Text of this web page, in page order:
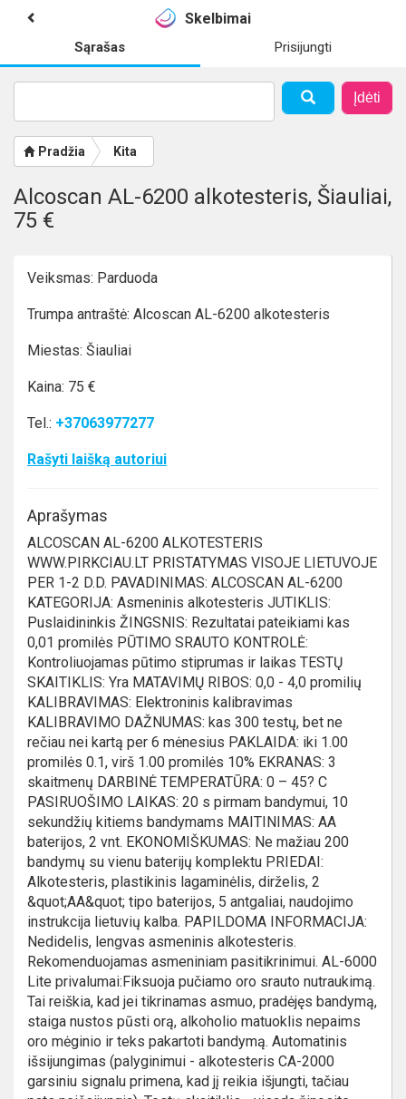
Skelbimai
Sąrašas Prisijungti
Įdėti
Pradžia Kita
Alcoscan AL-6200 alkotesteris, Šiauliai,
75 €
Veiksmas: Parduoda
Trumpa antraštė: Alcoscan AL-6200 alkotesteris
Miestas: Šiauliai
Kaina: 75 €
Tel.: +37063977277
Rašyti laišką autoriui
Aprašymas
ALCOSCAN AL-6200 ALKOTESTERIS
WWW.PIRKCIAU.LT PRISTATYMAS VISOJE LIETUVOJE
PER 1-2 D.D. PAVADINIMAS: ALCOSCAN AL-6200
KATEGORIJA: Asmeninis alkotesteris JUTIKLIS:
Puslaidininkis ŽINGSNIS: Rezultatai pateikiami kas
0,01 promilės PŪTIMO SRAUTO KONTROLĖ:
Kontroliuojamas pūtimo stiprumas ir laikas TESTŲ
SKAITIKLIS: Yra MATAVIMŲ RIBOS: 0,0 - 4,0 promilių
KALIBRAVIMAS: Elektroninis kalibravimas
KALIBRAVIMO DAŽNUMAS: kas 300 testų, bet ne
rečiau nei kartą per 6 mėnesius PAKLAIDA: iki 1.00
promilės 0.1, virš 1.00 promilės 10% EKRANAS: 3
skaitmenų DARBINĖ TEMPERATŪRA: 0 – 45? C
PASIRUOŠIMO LAIKAS: 20 s pirmam bandymui, 10
sekundžių kitiems bandymams MAITINIMAS: AA
baterijos, 2 vnt. EKONOMIŠKUMAS: Ne mažiau 200
bandymų su vienu baterijų komplektu PRIEDAI:
Alkotesteris, plastikinis lagaminėlis, dirželis, 2
&quot;AA&quot; tipo baterijos, 5 antgaliai, naudojimo
instrukcija lietuvių kalba. PAPILDOMA INFORMACIJA:
Nedidelis, lengvas asmeninis alkotesteris.
Rekomenduojamas asmeniniam pasitikrinimui. AL-6000
Lite privalumai:Fiksuoja pučiamo oro srauto nutraukimą.
Tai reiškia, kad jei tikrinamas asmuo, pradėjęs bandymą,
staiga nustos pūsti orą, alkoholio matuoklis nepaims
oro mėginio ir teks pakartoti bandymą. Automatinis
išsijungimas (palyginimui - alkotesteris CA-2000
garsiniu signalu primena, kad jį reikia išjungti, tačiau